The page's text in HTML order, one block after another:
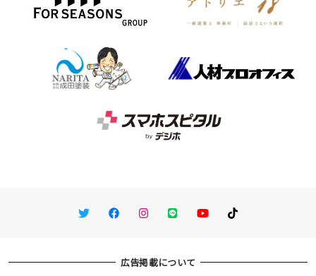
TwitterFacebookInstagram
LINE You TubeTikTok
広告掲載について